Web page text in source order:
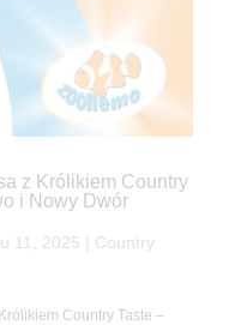
z Królikiem Country
i Nowy Dwór
11, 2025
Country
Country Taste –